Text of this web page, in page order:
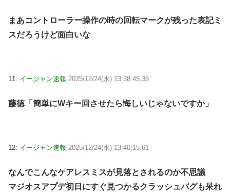
まあコントローラー操作の時の回転マークが残った表記ミ
スだろうけど面白いな
11: イージャン速報 2025/12/24(水) 13:38:45.36
藤徳「簡単にWキー回させたら悔しいじゃないですか」
12: イージャン速報 2025/12/24(水) 13:40:15.61
なんでこんなケアレスミスが見落とされるのか不思議
マジオスアプデ初日にすぐ見つかるクラッシュバグも呆れ